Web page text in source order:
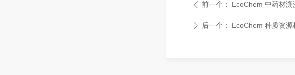
ꄴ 前一个： EcoChem 中药材
ꄲ 后一个： EcoChem 种质资